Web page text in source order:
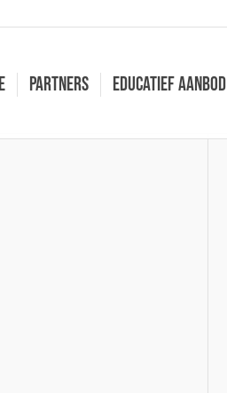
Partners Educatief aanbod